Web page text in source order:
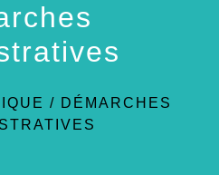
/ DÉMARCHES